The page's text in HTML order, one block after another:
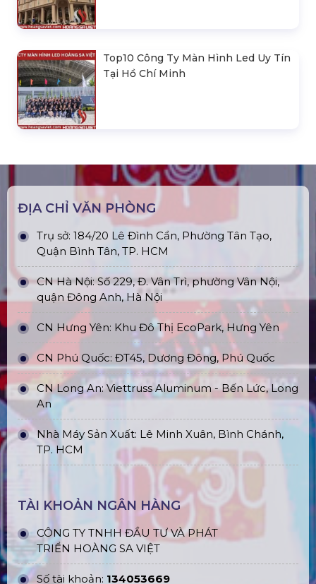
Top10 Công Ty Màn Hình Led Uy Tín
Tại Hồ Chí Minh
ĐỊA CHỈ VĂN PHÒNG
Trụ sở: 184/20 Lê Đình Cẩn, Phường Tân Tạo,
Quận Bình Tân, TP. HCM
CN Hà Nội: Số 229, Đ. Vân Trì, phường Vân Nội,
quận Đông Anh, Hà Nội
CN Hưng Yên: Khu Đô Thị EcoPark, Hưng Yên
CN Phú Quốc: ĐT45, Dương Đông, Phú Quốc
CN Long An: Viettruss Aluminum - Bến Lức, Long
An
Nhà Máy Sản Xuất: Lê Minh Xuân, Bình Chánh,
TP. HCM
TÀI KHOẢN NGÂN HÀNG
CÔNG TY TNHH ĐẦU TƯ VÀ PHÁT
TRIỂN HOÀNG SA VIỆT
Số tài khoản: 134053669